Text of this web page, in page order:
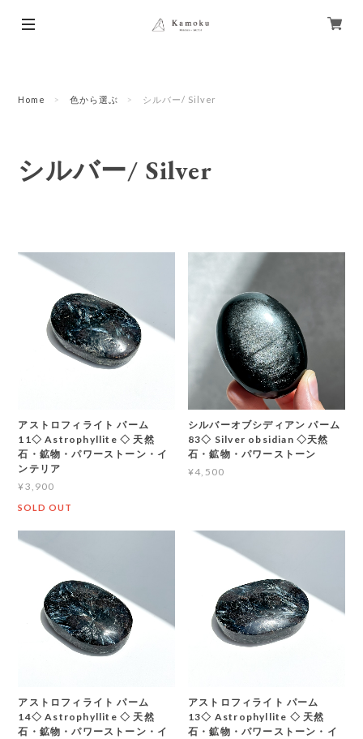
Home 色から選ぶ シルバー/ Silver
シルバー/ Silver
アストロフィライト パーム
11◇ Astrophyllite ◇ 天然
石・鉱物・パワーストーン・イ
ンテリア
¥3,900
SOLD OUT
シルバーオブシディアン パーム
83◇ Silver obsidian ◇天然
石・鉱物・パワーストーン
¥4,500
アストロフィライト パーム
14◇ Astrophyllite ◇ 天然
石・鉱物・パワーストーン・イ
アストロフィライト パーム
13◇ Astrophyllite ◇ 天然
石・鉱物・パワーストーン・イ